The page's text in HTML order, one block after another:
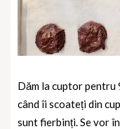
Dăm la cuptor pentru
când îi scoateți din
sunt fierbinți. Se vor